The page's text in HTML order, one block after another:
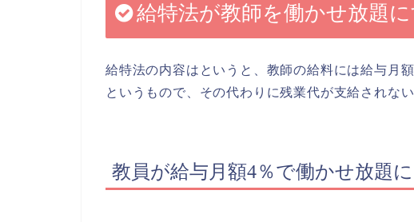
給特法が教師を働かせ放題に
給特法の内容はというと、教師の給料には給与月
というもので、その代わりに残業代が支給されな
教員が給与月額4％で働かせ放題